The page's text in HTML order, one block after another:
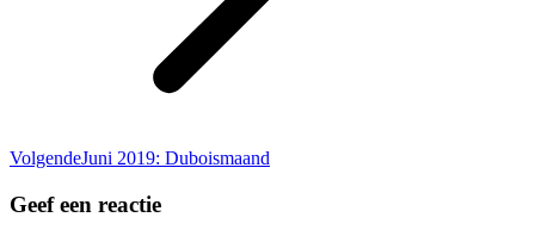
VolgendeVolgend
Juni 2019: Duboismaand
Geef een reactie